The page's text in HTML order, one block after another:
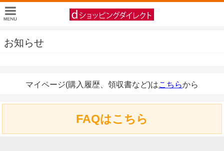
お知らせ
マイページ(購入履歴、領収書など)はこちらから
FAQはこちら